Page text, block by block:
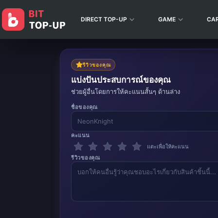
DIRECT TOP-UP GAME
รีวิวของคุณ
แบ่งปันประสบการณ์ของคุณ
ช่วยผู้อื่นโดยการให้คะแนนสั้นๆ ด้านล่าง
ชื่อของคุณ
คะแนน
แตะเพื่อให้คะแนน
รีวิวของคุณ